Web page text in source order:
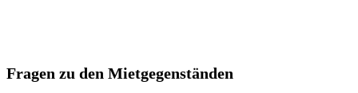
Fragen zu den Mietgegenständen